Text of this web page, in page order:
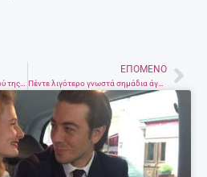
ΕΠΌΜΕΝΟ
Πέντε λιγότερο γνωστά σημάδια άγχους και κατάθλιψης